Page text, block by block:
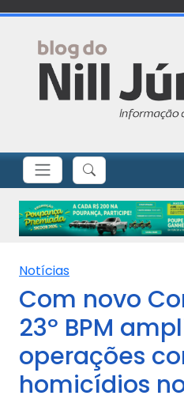
Notícias
Com novo
23º BPM
operações
homicídios